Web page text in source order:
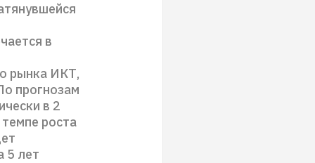
в
рынка ИКТ,
прогнозам
в 2
роста
5 лет